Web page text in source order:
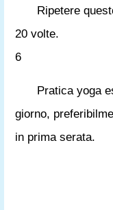
Ripetere
20 volte.
6
Pratica yoga
giorno,
in prima serata.